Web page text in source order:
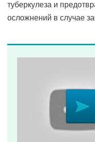
туберкулеза и
осложнений в случае